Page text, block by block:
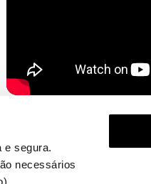
e segura.
necessários